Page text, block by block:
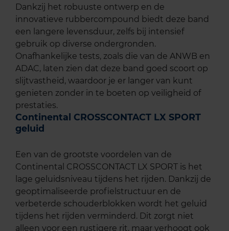
Dankzij het robuuste ontwerp en de
innovatieve rubbercompound biedt deze band
een langere levensduur, zelfs bij intensief
gebruik op diverse ondergronden.
Onafhankelijke tests, zoals die van de ANWB en
ADAC, laten zien dat deze band goed scoort op
slijtvastheid, waardoor je er langer van kunt
genieten zonder in te boeten op veiligheid of
prestaties.
Continental CROSSCONTACT LX SPORT
geluid
Een van de grootste voordelen van de
Continental CROSSCONTACT LX SPORT is het
lage geluidsniveau tijdens het rijden. Dankzij de
geoptimaliseerde profielstructuur en de
verbeterde schouderblokken wordt het geluid
tijdens het rijden verminderd. Dit zorgt niet
alleen voor een rustigere rit, maar verhoogt ook